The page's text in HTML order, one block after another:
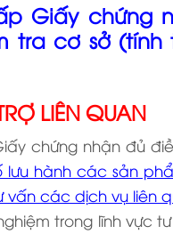
Giấy chứng
tra cơ sở
LIÊN QUAN
chứng nhận đủ
lưu hành các sản
vấn các dịch vụ liên
trong lĩnh vực